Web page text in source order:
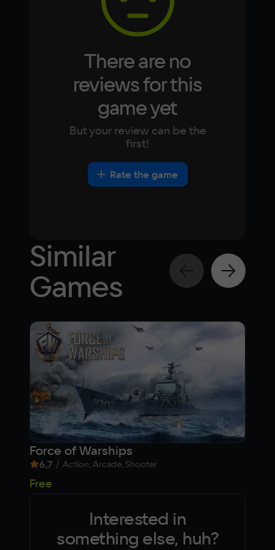
Video card
NVIDIA® GeForce® GTX 560 Ti / AMD
Radeon™ HD 6870 (1GB VRAM)
Space
DirectX(R): 11, Звуковая карта: совместимая
c DirectX
There are no
reviews for this
game yet
But your review can be the
first!
Rate the game
Similar
Games
Force of Warships
6,7 / Action, Arcade, Shooter
Free
Interested in
something else, huh?